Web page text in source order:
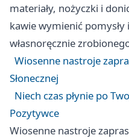
materiały, nożyczki i
kawie wymienić
własnoręcznie
Wiosenne nastroje
Słonecznej
Niech czas płynie po
Pozytywce
Wiosenne nastroje